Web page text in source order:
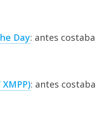
Day: antes costaba
: antes costaba